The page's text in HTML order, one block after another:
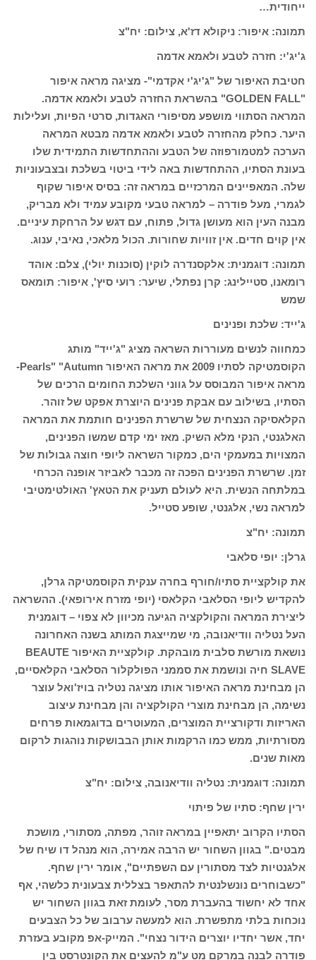
ייחודית…
תמונה: איפור: ניקולא דז'א, צילום: יח"צ
ג'יג'י: חזרה לטבע ולאמא אדמה
חטיבת האיפור של "ג'יג'י אקדמי"- מציגה מראה איפור
"GOLDEN FALL" בהשראת החזרה לטבע ולאמא אדמה.
המראה הסתווי מושפע מסיפורי האגדות, סרטי הפיות, ועלילות
היער. כחלק מהחזרה לטבע ולאמא אדמה מבטא המראה
הערכה למטמורפוזה של הטבע וההתחדשות התמידית שלו
בעונת הסתיו, ההתחדשות באה לידי ביטוי בשלכת ובצבעוניות
שלה. המאפיינים המרכזיים במראה זה: בסיס איפור שקוף
לגמרי, מעל פודרה – למראה טבעי מקובע עמיד ולא מבריק,
מבנה העין הוא מעושן גדול, פתוח, עם דגש על הרחקת עיניים.
אין קוים חדים. אין זוויות שחורות. הכול מלאכי, נאיבי, ענוג.
תמונה: דוגמנית: אלקסנדרה לוקין (סוכנות יולי), צלם: אוהד
רומאנו, סטיילינג: קרן נפתלי, שיער: רועי סיץ', איפור: תומאס
שמש
ג'ייד: שלכת ופנינים
כמחווה לנשים מעוררות השראה מציג "ג'ייד" מותג
הקוסמטיקה לסתיו 2009 את מראה האיפור Pearls" "Autumn-
מראה איפור המבוסס על גווני השלכת החומים הרכים של
הסתיו, בשילוב עם אבקת פנינים היוצרת אפקט של זוהר.
הקלאסיקה הנצחית של שרשרת הפנינים חותמת את המראה
האלגנטי, הנקי מלא השיק. מאז ימי קדם שמשו הפנינים,
המצויות במעמקי הים, כמקור השראה ליופי חוצה גבולות של
זמן. שרשרת הפנינים הפכה זה מכבר לאביזר אופנה הכרחי
במלתחה הנשית. היא לעולם תעניק את הטאץ' האולטימטיבי
למראה נשי, אלגנטי, שופע סטייל.
תמונה: יח"צ
גרלן: יופי סלאבי
את קולקציית סתיו/חורף בחרה ענקית הקוסמטיקה גרלן,
להקדיש ליופי הסלאבי הקלאסי (יופי מזרח אירופאי). ההשראה
ליצירת המראה והקולקציה הגיעה מכיוון לא צפוי – דוגמנית
העל נטליה וודיאנובה, מי שמייצגת המותג בשנה האחרונה
נושאת מורשת סלבית מובהקת. קולקציית האיפור BEAUTE
SLAVE חיה ונושמת את סממני הפולקלור הסלאבי הקלאסיים,
הן מבחינת מראה האיפור אותו מציגה נטליה בויז'ואל עוצר
נשימה, הן מבחינת מוצרי הקולקציה והן מבחינת עיצוב
האריזות ודקורציית המוצרים, המעוטרים בדוגמאות פרחים
מסורתיות, ממש כמו הרקמות אותן הבבושקות נוהגות לרקום
מאות שנים.
תמונה: דוגמנית: נטליה וודיאנובה, צילום: יח"צ
ירין שחף: סתיו של פיתוי
הסתיו הקרוב יתאפיין במראה זוהר, מפתה, מסתורי, מושכת
מבטים." בגוון השחור יש הרבה אמירה, הוא מנהל דו שיח של
אלגנטיות לצד מסתורין עם השפתיים", אומר ירין שחף.
"כשבוחרים נונשלנטית להתאפר בצללית צבעונית כלשהי, אף
אחד לא יחשוד בהעברת מסר, לעומת זאת בגוון השחור יש
נוכחות בלתי מתפשרת. הוא למעשה ערבוב של כל הצבעים
יחד, אשר יחדיו יוצרים הידור נצחי". המייק-אפ מקובע בעזרת
פודרה לבנה במרקם מט ע"מ להעצים את הקונטרסט בין